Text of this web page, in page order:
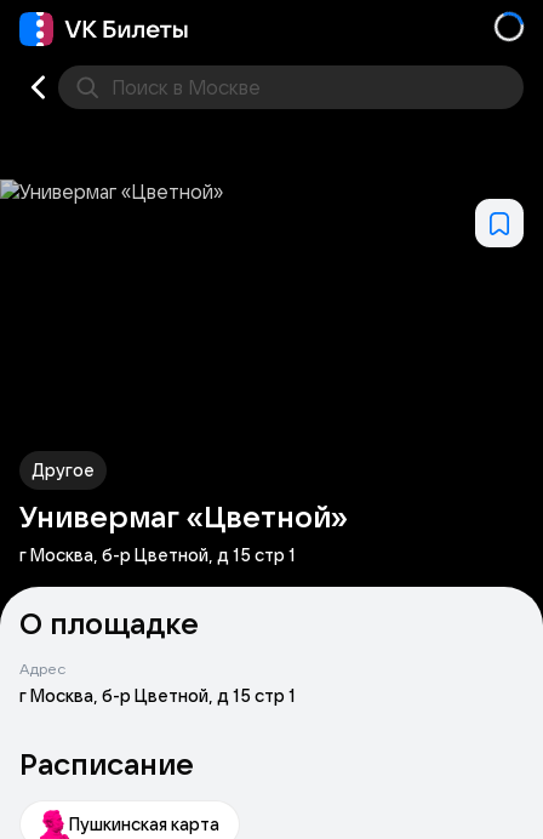
Поиск в Москве
Другое
Универмаг «Цветной»
г Москва, б-р Цветной, д 15 стр 1
О площадке
Адрес
г Москва, б-р Цветной, д 15 стр 1
Расписание
Пушкинская карта